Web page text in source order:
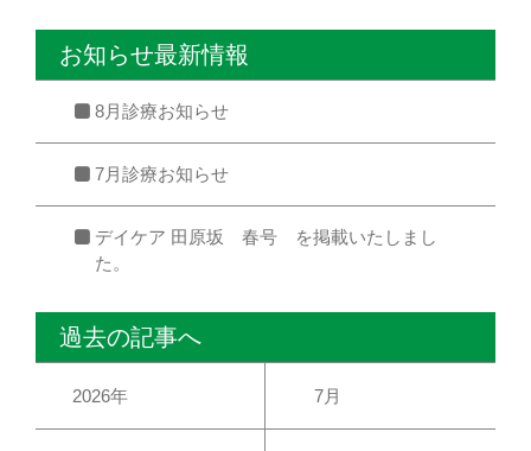
お知らせ最新情報
8月診療お知らせ
7月診療お知らせ
デイケア 田原坂 春号 を掲載いたしまし
た。
過去の記事へ
2026年 7月